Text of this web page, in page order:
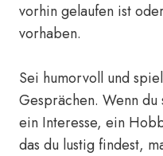
vorhin gelaufen ist
vorhaben.
Sei humorvoll und
Gesprächen. Wenn
ein Interesse, ein
das du lustig findest,